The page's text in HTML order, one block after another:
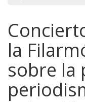
la
sobre la